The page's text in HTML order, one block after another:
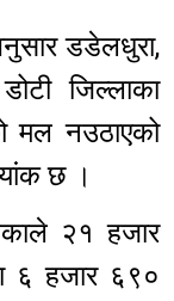
डडेलधुरा,
जिल्लाका
मल नउठाएको
छ ।
२१ हजार
६ हजार ६९०